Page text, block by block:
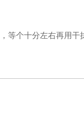
等个十分左右再用